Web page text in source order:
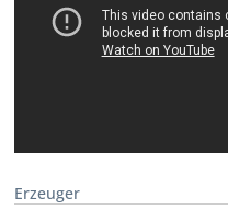
Erzeuger